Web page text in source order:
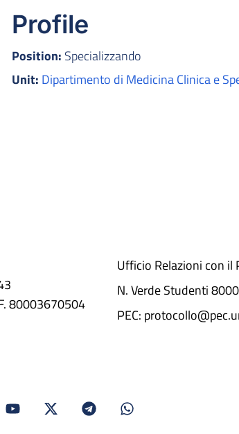
Profile
Position: Specializzando
Unit: Dipartimento di Medicina Clinica e
80003670504
Ufficio Relazioni con il
N. Verde Studenti
PEC: